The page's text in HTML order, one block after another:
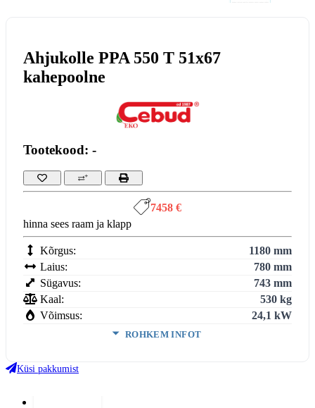
Ahjukolle PPA 550 T 51x67
kahepoolne
Tootekood: -
7458 €
hinna sees raam ja klapp
Kõrgus:
1180 mm
Laius:
780 mm
Sügavus:
743 mm
Kaal:
530 kg
Võimsus:
24,1 kW
ROHKEM INFOT
Ukse laius:
Keskmine puidu tarbimine:
Küsi pakkumist